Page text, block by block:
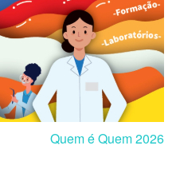
Quem é Quem 2026